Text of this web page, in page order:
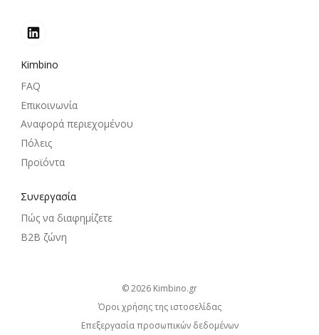
Kimbino
FAQ
Επικοινωνία
Αναφορά περιεχομένου
Πόλεις
Προϊόντα
Συνεργασία
Πώς να διαφημίζετε
B2B ζώνη
© 2026
kimbino.gr
Όροι χρήσης της ιστοσελίδας
Επεξεργασία προσωπικών δεδομένων